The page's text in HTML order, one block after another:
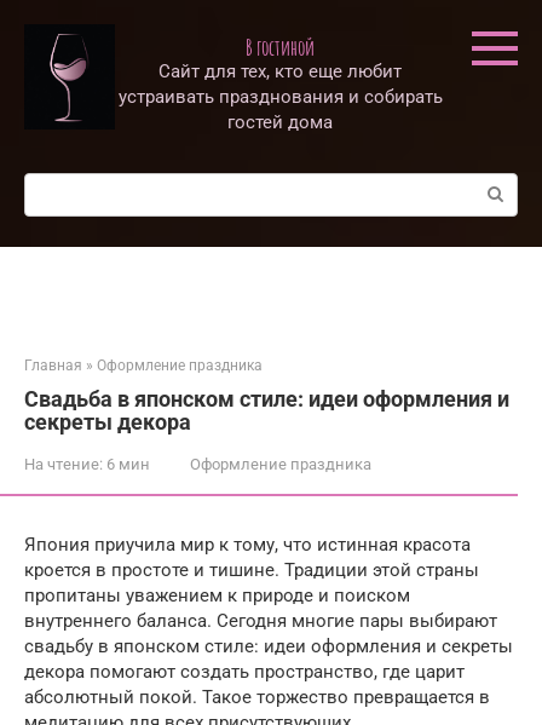
контенту
В гостиной
Сайт для тех, кто еще любит
устраивать празднования и собирать
гостей дома
Поиск:
Главная » Оформление праздника
Свадьба в японском стиле: идеи оформления и
секреты декора
На чтение: 6 мин Оформление праздника
Япония приучила мир к тому, что истинная красота
кроется в простоте и тишине. Традиции этой страны
пропитаны уважением к природе и поиском
внутреннего баланса. Сегодня многие пары выбирают
свадьбу в японском стиле: идеи оформления и секреты
декора помогают создать пространство, где царит
абсолютный покой. Такое торжество превращается в